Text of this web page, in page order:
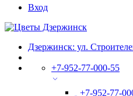
Вход
Дзержинск: ул.
+7-952-77-000-55
+7-952-77-